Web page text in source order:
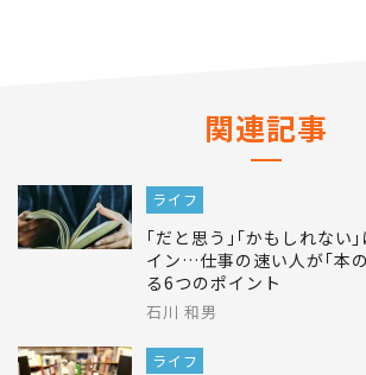
関連記事
ライフ
｢だと思う｣｢かもしれない
イン…仕事の速い人が｢本
る6つのポイント
石川 和男
ライフ